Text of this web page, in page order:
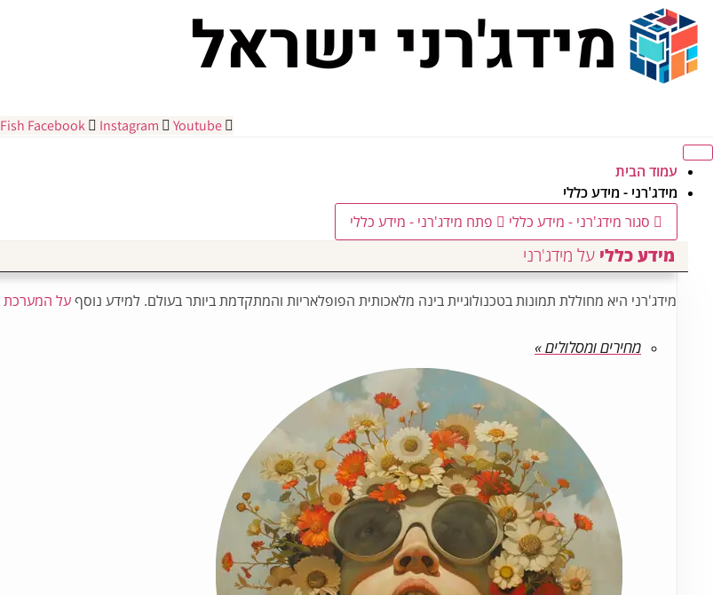
לתוכן
Fish Facebook Instagram Youtube
עמוד הבית
מידג'רני - מידע כללי
סגור מידג'רני - מידע כללי
פתח מידג'רני - מידע כללי
מידע כללי על מידג'רני
מידג'רני היא מחוללת תמונות בטכנולוגיית בינה מלאכותית הפופלאריות והמתקדמת ביותר בעולם. למידע נוסףעל המערכת
מחירים ומסלולים »